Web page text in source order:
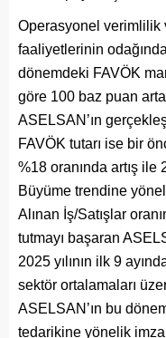
Operasyonel verimlilik
faaliyetlerinin
dönemdeki FAVÖK
göre 100 baz puan
ASELSAN’ın
FAVÖK tutarı ise bir
%18 oranında artış ile
Büyüme trendine
Alınan İş/Satışlar
tutmayı başaran
2025 yılının ilk 9
sektör ortalamaları
ASELSAN’ın bu
tedarikine yönelik